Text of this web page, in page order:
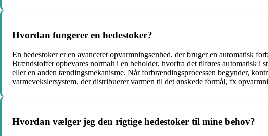
Hvordan fungerer en hedestoker?
En hedestoker er en avanceret opvarmningsenhed, der bruger en automatisk
Brændstoffet opbevares normalt i en beholder, hvorfra det tilføres automatisk
eller en anden tændingsmekanisme. Når forbrændingsprocessen begynder,
varmevekslersystem, der distribuerer varmen til det ønskede formål, fx
Hvordan vælger jeg den rigtige hedestoker til mine behov?